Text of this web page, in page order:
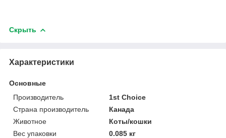
Скрыть
Характеристики
Основные
Производитель
1st Choice
Страна производитель
Канада
Животное
Коты/кошки
Вес упаковки
0.085 кг